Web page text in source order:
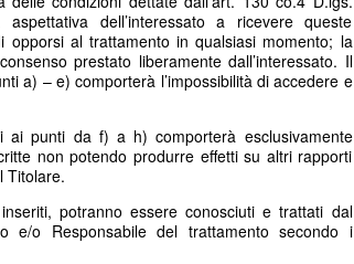
dell’interessato a ricevere queste
opporsi al trattamento in qualsiasi momento; la
prestato liberamente dall’interessato. Il
a) – e) comporterà l’impossibilità di accedere e
punti da f) a h) comporterà esclusivamente
non potendo produrre effetti su altri rapporti
Titolare.
potranno essere conosciuti e trattati dal
e/o Responsabile del trattamento secondo i